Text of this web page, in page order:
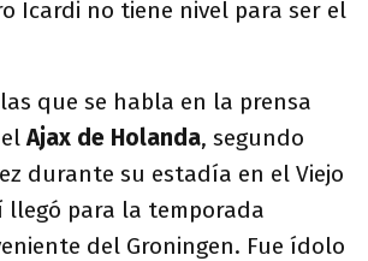
Icardi no tiene nivel para ser el
que se habla en la prensa
Ajax de Holanda, segundo
durante su estadía en el Viejo
llegó para la temporada
del Groningen. Fue ídolo